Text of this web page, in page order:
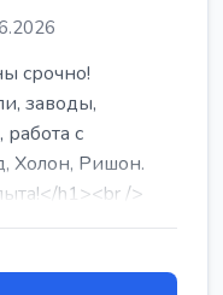
срочно!
заводы,
с
Холон, Ришон.
h1><br />